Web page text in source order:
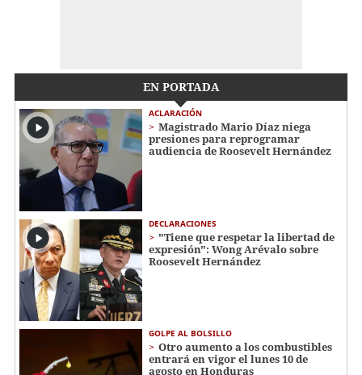
EN PORTADA
ACLARACIÓN
Magistrado Mario Díaz niega
presiones para reprogramar
audiencia de Roosevelt Hernández
DECLARACIONES
"Tiene que respetar la libertad de
expresión": Wong Arévalo sobre
Roosevelt Hernández
GOLPE AL BOLSILLO
Otro aumento a los combustibles
entrará en vigor el lunes 10 de
agosto en Honduras